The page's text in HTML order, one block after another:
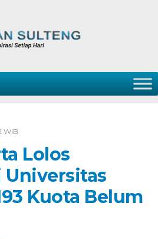
WIB
Lolos
Universitas
Kuota Belum